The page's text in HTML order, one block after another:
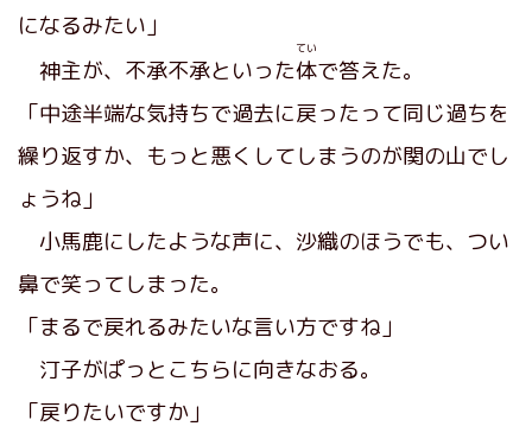
になるみたい」
神主が、不承不承といった体
てい
で答えた。
「中途半端な気持ちで過去に戻ったって同じ過ちを
繰り返すか、もっと悪くしてしまうのが関の山でし
ょうね」
小馬鹿にしたような声に、沙織のほうでも、つい
鼻で笑ってしまった。
「まるで戻れるみたいな言い方ですね」
汀子がぱっとこちらに向きなおる。
「戻りたいですか」